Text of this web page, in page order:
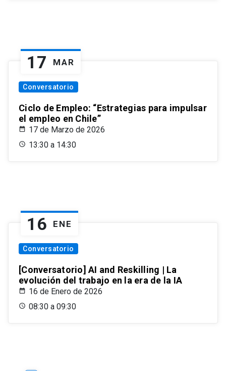
17 MAR
Conversatorio
Ciclo de Empleo: “Estrategias para impulsar
el empleo en Chile”
17 de Marzo de 2026
13:30 a 14:30
16 ENE
Conversatorio
[Conversatorio] AI and Reskilling | La
evolución del trabajo en la era de la IA
16 de Enero de 2026
08:30 a 09:30